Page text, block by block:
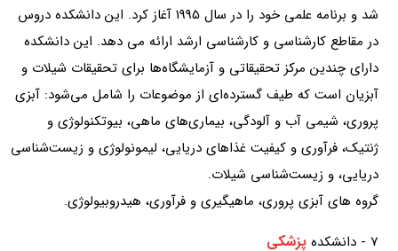
شد و برنامه علمی خود را در سال 1995 آغاز کرد. این دانشکده دروس
در مقاطع کارشناسی و کارشناسی ارشد ارائه می دهد. این دانشکده
دارای چندین مرکز تحقیقاتی و آزمایشگاه‌ها برای تحقیقات شیلات و
آبزیان است که طیف گسترده‌ای از موضوعات را شامل می‌شود: آبزی
پروری، شیمی آب و آلودگی، بیماری‌های ماهی، بیوتکنولوژی و
ژنتیک، فرآوری و کیفیت غذاهای دریایی، لیمونولوژی و زیست‌شناسی
دریایی، و زیست‌شناسی شیلات.
گروه های آبزی پروری، ماهیگیری و فرآوری، هیدروبیولوژی.
7 - دانشکده
پزشکی